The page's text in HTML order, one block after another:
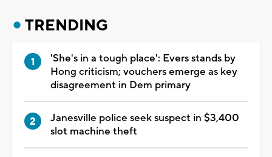
TRENDING
'She's in a tough place': Evers stands by
Hong criticism; vouchers emerge as key
disagreement in Dem primary
Janesville police seek suspect in $3,400
slot machine theft